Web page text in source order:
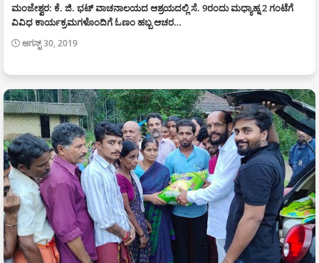
ಮಂಜೇಶ್ವರ: ಕೆ. ಜಿ. ಭಟ್ ವಾಚನಾಲಯದ ಆಶ್ರಯದಲ್ಲಿ ಸೆ. 9ರಂದು ಮಧ್ಯಾಹ್ನ 2 ಗಂಟೆಗೆ
ವಿವಿಧ ಕಾರ್ಯಕ್ರಮಗಳೊಂದಿಗೆ ಓಣಂ ಹಬ್ಬ ಆಚರ…
ಆಗಸ್ಟ್ 30, 2019